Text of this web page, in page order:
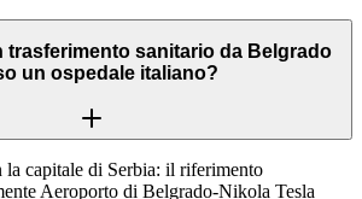
trasferimento sanitario da Belgrado
un ospedale italiano?
capitale di Serbia: il riferimento
Aeroporto di Belgrado-Nikola Tesla